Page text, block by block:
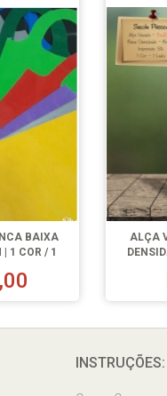
BAIXA
1 COR / 1
ALÇA
INSTRUÇÕES: